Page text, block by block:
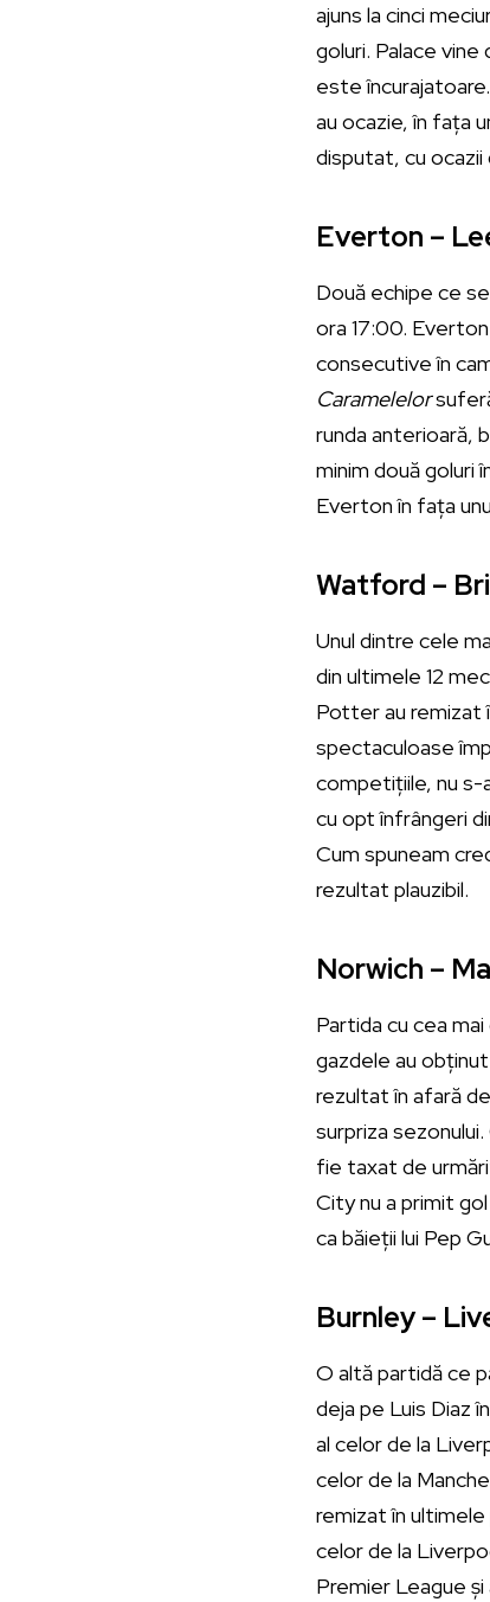
ajuns la cinci
goluri. Palace
este
au ocazie, în fața
disputat, cu
Everton –
Două echipe ce
ora 17:00.
consecutive în
Caramelelor
runda anterioară,
minim două goluri
Everton în fața
Watford –
Unul dintre cele
din ultimele 12
Potter au remizat
spectaculoase
competițiile, nu s-
cu opt înfrângeri
Cum spuneam
rezultat plauzibil.
Norwich –
Partida cu cea
gazdele au
rezultat în afară
surpriza
fie taxat de
City nu a primit
ca băieții lui Pep
Burnley –
O altă partidă ce
deja pe Luis Diaz
al celor de la
celor de la
remizat în
celor de la
Premier League